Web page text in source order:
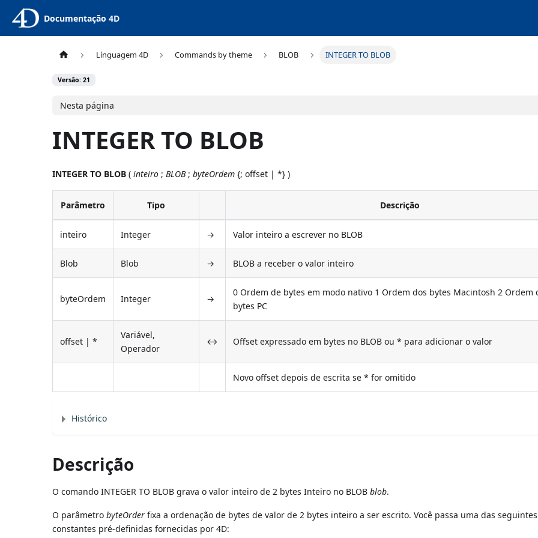
Documentação 4D
Línguagem 4D Commands by theme BLOB INTEGER TO BLOB
Versão: 21
Nesta página
INTEGER TO BLOB
INTEGER TO BLOB (inteiro ;BLOB;byteOrdem {; offset | *} )
Parâmetro Tipo Descrição
inteiro Integer → Valor inteiro a escrever no BLOB
Blob Blob → BLOB a receber o valor inteiro
byteOrdem Integer →
0 Ordem de bytes em modo nativo 1 Ordem dos bytes Macintosh 2 Ordem
bytes PC
offset | *
Variável,
Operador
↔ Offset expressado em bytes no BLOB ou * para adicionar o valor
Novo offset depois de escrita se * for omitido
Histórico
Descrição
O comando INTEGER TO BLOB grava o valor inteiro de 2 bytes Inteiro no BLOBblob.
O parâmetrobyteOrder fixa a ordenação de bytes de valor de 2 bytes inteiro a ser escrito. Você passa uma das seguintes
constantes pré-definidas fornecidas por 4D: